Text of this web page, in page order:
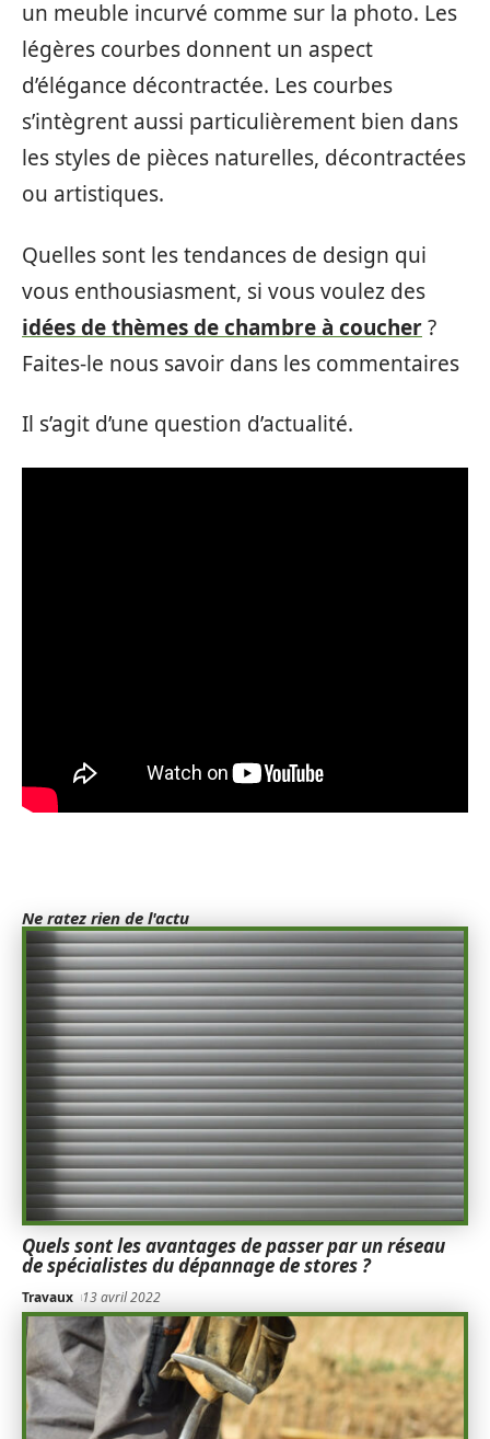
un meuble incurvé comme sur la photo. Les
légères courbes donnent un aspect
d’élégance décontractée. Les courbes
s’intègrent aussi particulièrement bien dans
les styles de pièces naturelles, décontractées
ou artistiques.
Quelles sont les tendances de design qui
vous enthousiasment, si vous voulez des
idées de thèmes de chambre à coucher?
Faites-le nous savoir dans les commentaires
Il s’agit d’une question d’actualité.
Ne ratez rien de l'actu
Quels sont les avantages de passer par un réseau
de spécialistes du dépannage de stores ?
Travaux 13 avril 2022